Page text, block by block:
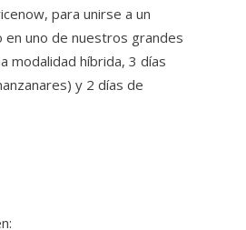
para unirse a un
uno de nuestros grandes
modalidad híbrida, 3 días
y 2 días de